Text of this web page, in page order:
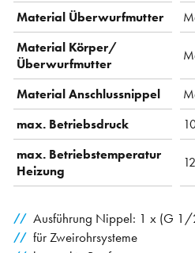
Material Überwurfmutter
Material Körper/
Überwurfmutter
Material Anschlussnippel
max. Betriebsdruck
max. Betriebstemperatur
Heizung
Ausführung Nippel: 1 x (G
für Zweirohrsysteme